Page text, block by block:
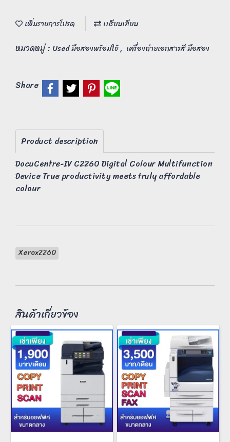
เพิ่มรายการโปรด เปรียบเทียบ
หมวดหมู่ : Used มือสองพร้อมใช้, เครื่องถ่ายเอกสารสี มือสอง
Share
Product description
DocuCentre-IV C2260 Digital Colour Multifunction
Device True productivity meets truly affordable
colour
Xerox2260
สินค้าเกี่ยวข้อง